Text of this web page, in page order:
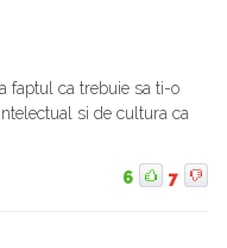
faptul ca trebuie sa ti-o
si de cultura ca
6 7